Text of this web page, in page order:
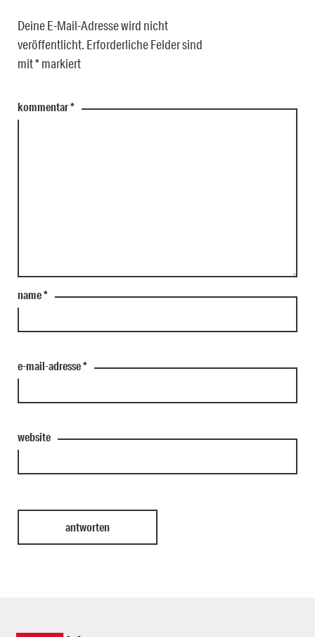
Deine E-Mail-Adresse wird nicht
veröffentlicht. Erforderliche Felder sind
mit*markiert
kommentar*
name*
e-mail-adresse*
website